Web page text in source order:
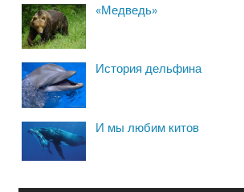
«Медведь»
История дельфина
И мы любим китов